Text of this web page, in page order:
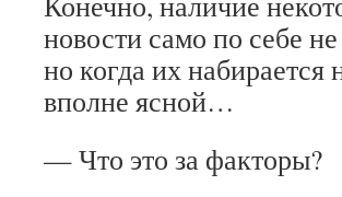
новости само по себе
но когда их набирается
вполне ясной…
— Что это за факторы?